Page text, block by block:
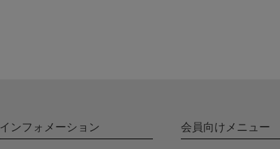
インフォメーション 会員向けメニュー